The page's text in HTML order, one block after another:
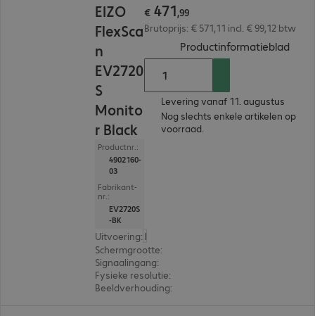
EIZO
FlexSca
n
EV2720
S
Monito
r Black
Productnr.:
4902160-
03
Fabrikant-
nr.:
EV2720S
-BK
Uitvoering: Europa
Schermgrootte:
Signaalingang:
Fysieke resolutie:
Beeldverhouding:
€ 471,99
Brutoprijs: € 571,11 incl. € 99,12 btw
Productinformatieblad
Levering vanaf 11. augustus
Nog slechts enkele artikelen op
voorraad.